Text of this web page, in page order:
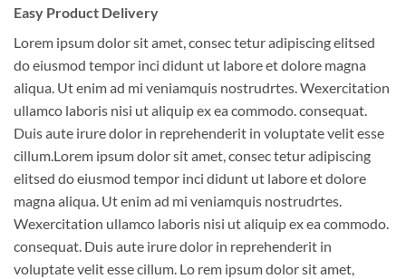
Easy Product Delivery
Lorem ipsum dolor sit amet, consec tetur adipiscing elitsed
do eiusmod tempor inci didunt ut labore et dolore magna
aliqua. Ut enim ad mi veniamquis nostrudrtes. Wexercitation
ullamco laboris nisi ut aliquip ex ea commodo. consequat.
Duis aute irure dolor in reprehenderit in voluptate velit esse
cillum.Lorem ipsum dolor sit amet, consec tetur adipiscing
elitsed do eiusmod tempor inci didunt ut labore et dolore
magna aliqua. Ut enim ad mi veniamquis nostrudrtes.
Wexercitation ullamco laboris nisi ut aliquip ex ea commodo.
consequat. Duis aute irure dolor in reprehenderit in
voluptate velit esse cillum. Lo rem ipsum dolor sit amet,